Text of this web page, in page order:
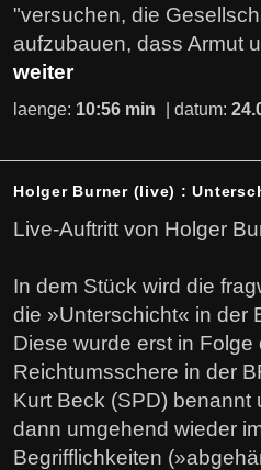
"versuchen, die
aufzubauen, dass Armut
weiter
laenge: 10:56 min | datum:
Holger Burner (live) :
Live-Auftritt von Holger
In dem Stück wird die
die »Unterschicht« in der
Diese wurde erst in
Reichtumsschere in der
Kurt Beck (SPD)
dann umgehend wieder
Begrifflichkeiten